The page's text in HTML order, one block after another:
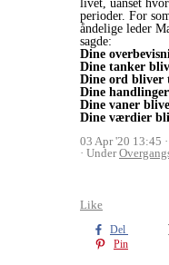
livet, uanset
perioder. For
åndelige leder
sagde:
Dine
Dine tanker
Dine ord bliver
Dine
Dine vaner
Dine værdier
03 Apr '20 13:45
Under
Like
Del
Pin